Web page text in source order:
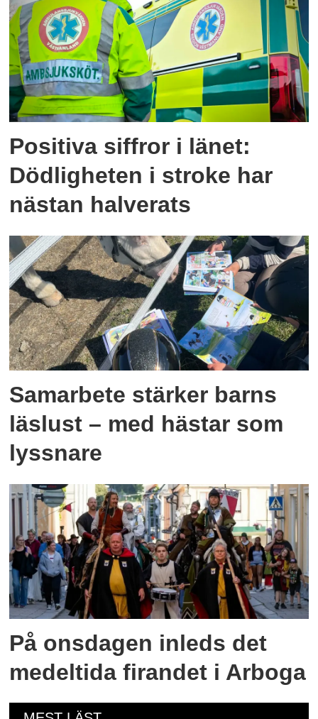
Positiva siffror i länet:
Dödligheten i stroke har
nästan halverats
Samarbete stärker barns
läslust – med hästar som
lyssnare
På onsdagen inleds det
medeltida firandet i Arboga